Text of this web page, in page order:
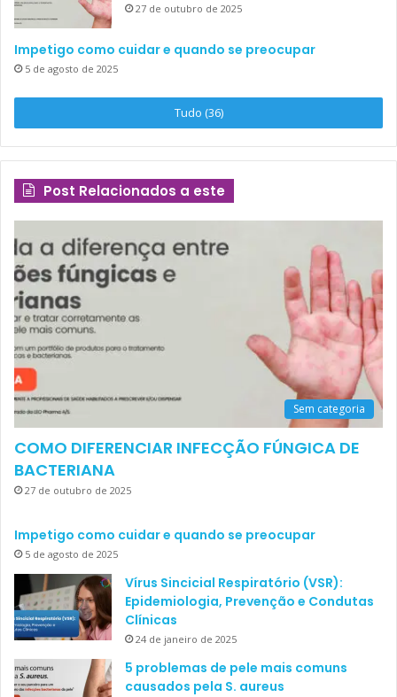
27 de outubro de 2025
Impetigo como cuidar e quando se preocupar
5 de agosto de 2025
Tudo (36)
Post Relacionados a este
Sem categoria
COMO DIFERENCIAR INFECÇÃO FÚNGICA DE
BACTERIANA
27 de outubro de 2025
Impetigo como cuidar e quando se preocupar
5 de agosto de 2025
Vírus Sincicial Respiratório (VSR):
Epidemiologia, Prevenção e Condutas
Clínicas
24 de janeiro de 2025
5 problemas de pele mais comuns
causados pela S. aureus